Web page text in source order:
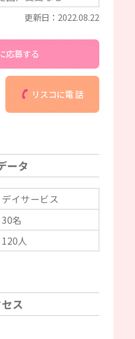
更新日：2022.08.22
応募する
リスコに電 話
ータ
デイサービス
30名
120人
ス